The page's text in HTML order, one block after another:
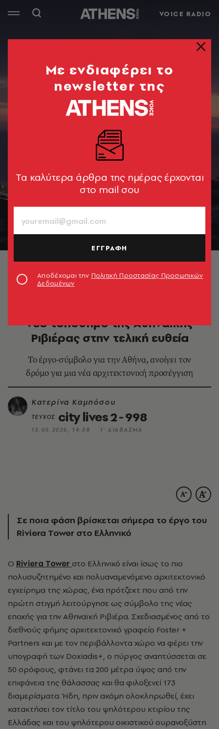
VOICE RADIO
νέο τοπόσημο της Αθηναϊκής
Ριβιέρας στην τελική ευθεία
Το έργο-σύμβολο για την Αθήνα, ανοίγει τον
δρόμο για μια νέα αρχιτεκτονική προσέγγιση
Κατερίνα Καμπόσου
ΤΕΥΧΟΣ city lives 2 - 998
13.05.2026, 14:38 1’ ΔΙΑΒΑΣΜΑ
Σε ποια φάση βρίσκεται σήμερα το έργο του
Riviera Tower στο Ελληνικό
Riviera Tower στο Ελληνικό είναι ίσως το πιο
πολυσυζητημένο και πολυαναμενόμενο αρχιτεκτονικό
εγχείρημα της χώρας, ένα πρότζεκτ που από την
πρώτη στιγμή λειτούργησε ως σύμβολο της νέας
εποχής για την Αθηναϊκή Ριβιέρα. Σχεδιασμένος από το
διεθνούς φήμης αρχιτεκτονικό γραφείο Foster +
Partners και με τον περιβάλλοντα χώρο να φέρει την
υπογραφή των Doxiadis+, ο πύργος αναπτύσσεται σε
50 ορόφους, φτάνει τα 200 μέτρα ύψος από την
επιφάνεια της θάλασσας και θα φιλοξενεί 173
διαμερίσματα. Ήδη, πριν ακόμη ολοκληρωθεί, έχει
κατακτήσει τον τίτλο του ψηλότερου κτιρίου της
Ελλάδας και του ψηλότερου οικιστικού ουρανοξύστη
Mε ενδιαφέρει το
newsletter της
Tα καλύτερα άρθρα της ημέρας έρχονται
στο mail σου
ΕΓΓΡΑΦΗ
Αποδέχομαι την Πολιτική Προστασίας Προσωπικών
Δεδομένων